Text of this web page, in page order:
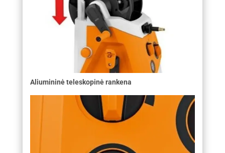
Aliumininė teleskopinė rankena